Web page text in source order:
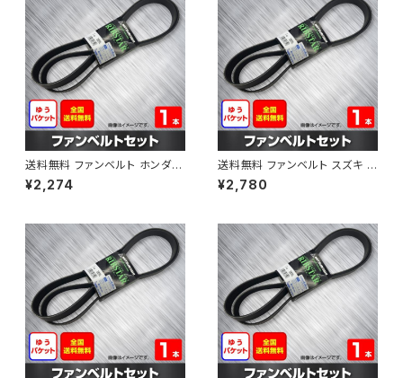
送料無料 ファンベルト ホンダ フ
ィット 型式GE6 H19.10～H25.
09 （国内トップメーカー） 1本 H
¥2,274
送料無料 ファンベルト スズキ ス
ペーシア 型式MK32S H25.03
～H30.02 （国内トップメーカ
¥2,780